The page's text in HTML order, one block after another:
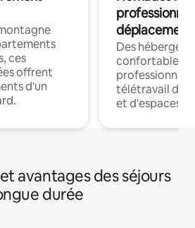
ces
offrent
d'un
déplacement
Des
confortables
professionnels
télétravail
et d'espaces
avantages des séjours
durée